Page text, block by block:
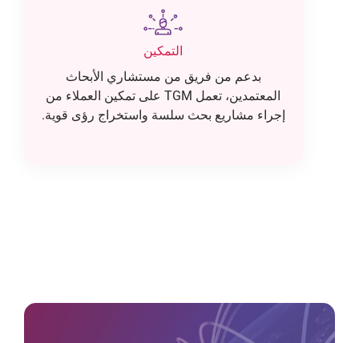
التمكين
بدعم من فريق من مستشاري الأبحاث
المعتمدين، تعمل TGM على تمكين العملاء من
إجراء مشاريع بحث سلسة واستخراج رؤى قوية.